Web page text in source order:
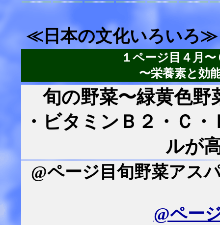
≪日本の文化いろいろ≫
１ページ目４月
〜栄養素と効
旬の野菜〜緑黄色
・ビタミンＢ２・Ｃ
ルが
@ページ目旬野菜アス
@ペー